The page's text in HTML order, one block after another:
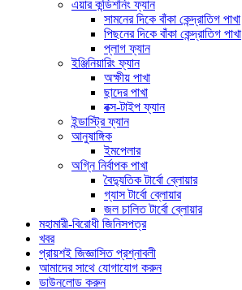
এয়ার কন্ডিশনিং ফ্যান
সামনের দিকে বাঁকা কেন্দ্রাতিগ পাখা
পিছনের দিকে বাঁকা কেন্দ্রাতিগ পাখা
প্লাগ ফ্যান
ইঞ্জিনিয়ারিং ফ্যান
অক্ষীয় পাখা
ছাদের পাখা
বক্স-টাইপ ফ্যান
ইন্ডাস্ট্রি ফ্যান
আনুষাঙ্গিক
ইমপেলার
অগ্নি নির্বাপক পাখা
বৈদ্যুতিক টার্বো ব্লোয়ার
গ্যাস টার্বো ব্লোয়ার
জল চালিত টার্বো ব্লোয়ার
মহামারী-বিরোধী জিনিসপত্র
খবর
প্রায়শই জিজ্ঞাসিত প্রশ্নাবলী
আমাদের সাথে যোগাযোগ করুন
ডাউনলোড করুন